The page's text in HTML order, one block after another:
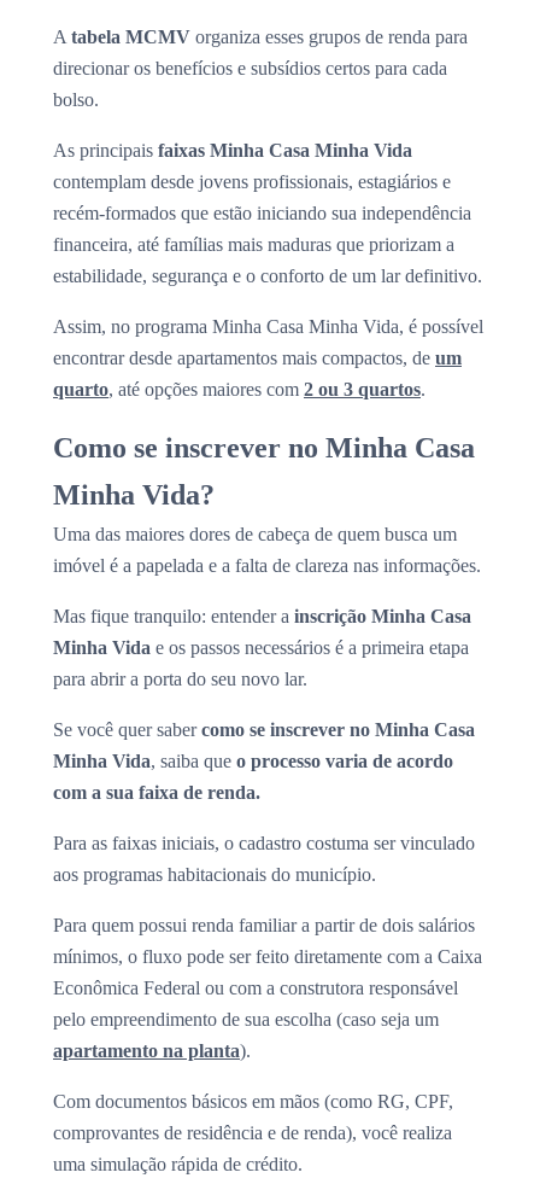
A tabela MCMV organiza esses grupos de renda para
direcionar os benefícios e subsídios certos para cada
bolso.
As principais faixas Minha Casa Minha Vida
contemplam desde jovens profissionais, estagiários e
recém-formados que estão iniciando sua independência
financeira, até famílias mais maduras que priorizam a
estabilidade, segurança e o conforto de um lar definitivo.
Assim, no programa Minha Casa Minha Vida, é possível
encontrar desde apartamentos mais compactos, de um
quarto, até opções maiores com 2 ou 3 quartos.
Como se inscrever no Minha Casa
Minha Vida?
Uma das maiores dores de cabeça de quem busca um
imóvel é a papelada e a falta de clareza nas informações.
Mas fique tranquilo: entender a inscrição Minha Casa
Minha Vida e os passos necessários é a primeira etapa
para abrir a porta do seu novo lar.
Se você quer sabercomo se inscrever no Minha Casa
Minha Vida, saiba que o processo varia de acordo
com a sua faixa de renda.
Para as faixas iniciais, o cadastro costuma ser vinculado
aos programas habitacionais do município.
Para quem possui renda familiar a partir de dois salários
mínimos, o fluxo pode ser feito diretamente com a Caixa
Econômica Federal ou com a construtora responsável
pelo empreendimento de sua escolha (caso seja um
apartamento na planta).
Com documentos básicos em mãos (como RG, CPF,
comprovantes de residência e de renda), você realiza
uma simulação rápida de crédito.